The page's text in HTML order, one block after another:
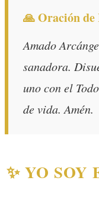
🙏 Oración de
Amado
sanadora.
uno con el
de vida. Amén.
✨ YO